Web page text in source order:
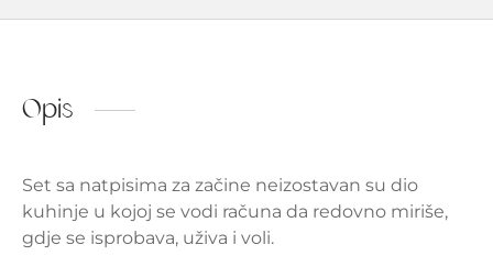
Opis
Set sa natpisima za začine neizostavan su dio
kuhinje u kojoj se vodi računa da redovno miriše,
gdje se isprobava, uživa i voli.